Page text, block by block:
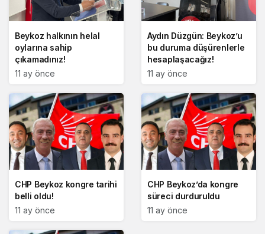
Beykoz halkının helal
oylarına sahip
çıkamadınız!
11 ay önce
Aydın Düzgün: Beykoz’u
bu duruma düşürenlerle
hesaplaşacağız!
11 ay önce
CHP Beykoz kongre tarihi
belli oldu!
11 ay önce
CHP Beykoz’da kongre
süreci durduruldu
11 ay önce